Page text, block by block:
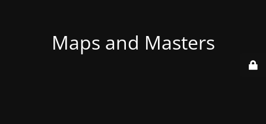
Maps and Masters